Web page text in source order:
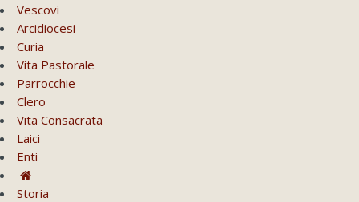
Vescovi
Arcidiocesi
Curia
Vita Pastorale
Parrocchie
Clero
Vita Consacrata
Laici
Enti
Storia